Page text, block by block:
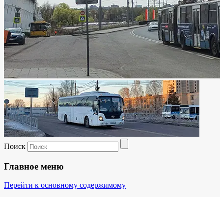
Поиск
Главное меню
Перейти к основному содержимому